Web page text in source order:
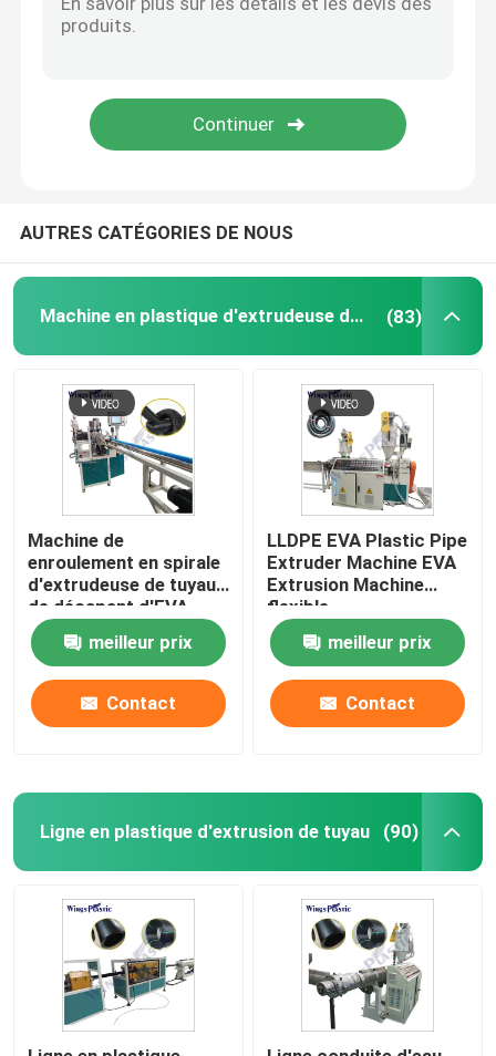
Chaîne de production ondulée de tuyau de PE
AUTRES CATÉGORIES DE NOUS
Machine en plastique d'extrudeuse de tuyau (83)
Machine de
enroulement en spirale
d'extrudeuse de tuyau
de décapant d'EVA
Plastic Pipe Extrusion
Line
meilleur prix
Contact
LLDPE EVA Plastic Pipe
Extruder Machine EVA
Extrusion Machine
flexible
meilleur prix
Contact
Ligne en plastique d'extrusion de tuyau (90)